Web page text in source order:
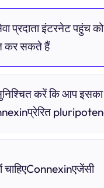
प्रदाता इंटरनेट पहुंच
कर सकते हैं
करें कि आप इसका
चाहिएConnexinएजेंसी